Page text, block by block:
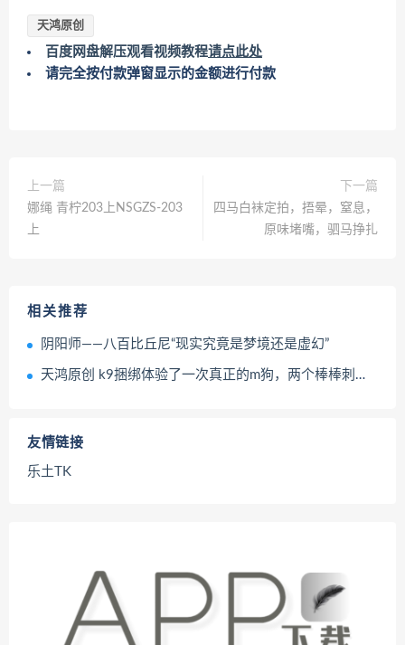
天鸿原创
百度网盘解压观看视频教程请点此处
请完全按付款弹窗显示的金额进行付款
上一篇
娜绳 青柠203上NSGZS-203
上
下一篇
四马白袜定拍，捂晕，窒息，
原味堵嘴，驷马挣扎
相关推荐
阴阳师——八百比丘尼“现实究竟是梦境还是虚幻”
天鸿原创 k9捆绑体验了一次真正的m狗，两个棒棒刺激叫声不停，口水不停的流，强高2次直接爽翻
友情链接
乐土TK